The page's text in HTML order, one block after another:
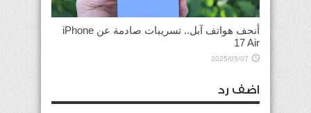
أنحف هواتف آبل.. تسريبات صادمة عن iPhone
17 Air
2025/05/07
اضف رد